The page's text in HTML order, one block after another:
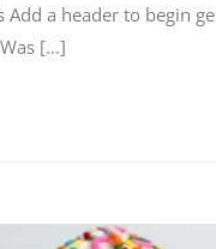
Add a header to begin
[…]